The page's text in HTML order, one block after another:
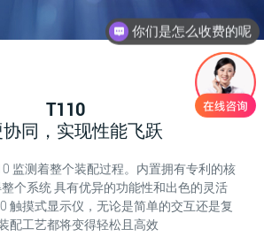
T110
同，实现性能飞跃
监测着整个装配过程。内置拥有专利的核
个系统 具有优异的功能性和出色的灵活
触摸式显示仪，无论是简单的交互还是复
配工艺都将变得轻松且高效
你们是怎么收费的呢